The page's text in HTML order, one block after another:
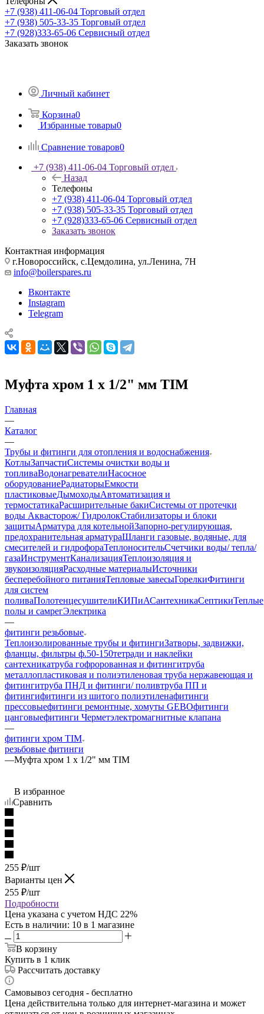
+7 (938) 411-06-04 Торговый отдел
+7 (938) 505-33-35 Торговый отдел
+7 (928)333-65-06 Сервисный отдел
Заказать звонок
Личный кабинет
Корзина0
Избранные товары0
Сравнение товаров0
+7 (938) 411-06-04 Торговый отдел
Назад
Телефоны
+7 (938) 411-06-04 Торговый отдел
+7 (938) 505-33-35 Торговый отдел
+7 (928)333-65-06 Сервисный отдел
Заказать звонок
Контактная информация
г.Новороссийск, с.Цемдолина, ул.Ленина, 7Н
info@boilerspares.ru
Вконтакте
Instagram
Telegram
Муфта хром 1 х 1/2" мм TIM
Главная
—
Каталог
—
Трубы и фитинги для отопления и водоснабжения
КотлыЗапчастиСистемы очистки воды и
топливаВодонагревателиНасосное
оборудованиеРадиаторыЕмкости
пластиковыеДымоходыАвтоматизация и
термостатикаРасширительные бакиСистемы от протечки
воды Аквасторож/ ГидролокСтабилизаторы и блоки
защитыАрматура для котельнойЗапорно-регулирующая,
предохранительная арматураШланги газовые, водяные, для
смесителей и гидрофораТеплоносительСчетчики воды/ тепла/
газаИнструментКанализацияТеплоизоляция и
звукоизоляцияРасходные материалыИсточники
бесперебойного питанияТепловые завесыГорелкиФитинги
для систем
поливаПолотенцесушителиКИПиАСантехникаСептикиТеплые
полы и самрегЭлектрика
—
фитинги резьбовые
Теплоизолированные трубы и фитингиЗатворы, задвижки,
фланцы, фильтры ф.50-150тетради и наклейки
сантехникатруба гофророванная и фитингитруба
металлопластиковая и полиэтиленовая труба нержавеющая и
фитингитруба ПНД и фитинги/ поливтруба ПП и
фитингифитинги из шитого полиэтиленафитинги
прессовыефитинги ремонтные, хомуты GEBOфитинги
цанговыефитинги Черметэлектромагнитные клапана
—
фитинги хром TIM
резьбовые фитинги
—Муфта хром 1 х 1/2" мм TIM
В избранное
Сравнить
255 ₽/шт
Варианты цен
255 ₽/шт
Подробности
Цена указана с учетом НДС 22%
Есть в наличии: 10 в 1 магазине
В корзину
Купить в 1 клик
Рассчитать доставку
Самовывоз сегодня - бесплатно
Цена действительна только для интернет-магазина и может